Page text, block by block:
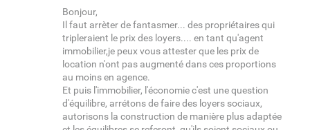
Bonjour,
Il faut arrèter de fantasmer... des propriétaires qui
tripleraient le prix des loyers.... en tant qu'agent
immobilier,je peux vous attester que les prix de
location n'ont pas augmenté dans ces proportions
au moins en agence.
Et puis l'immobilier, l'économie c'est une question
d'équilibre, arrétons de faire des loyers sociaux,
autorisons la construction de manière plus adaptée